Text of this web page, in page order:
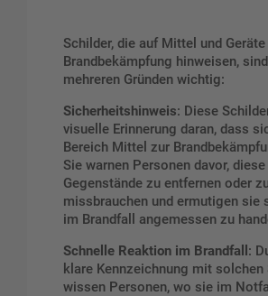
Schilder, die auf Mittel und
Brandbekämpfung hinweisen,
mehreren Gründen wichtig:
Sicherheitshinweis: Diese
visuelle Erinnerung daran, dass
Bereich Mittel zur
Sie warnen Personen davor, diese
Gegenstände zu entfernen oder
missbrauchen und ermutigen sie
im Brandfall angemessen zu
Schnelle Reaktion im Brandfall :
klare Kennzeichnung mit solchen
wissen Personen, wo sie im